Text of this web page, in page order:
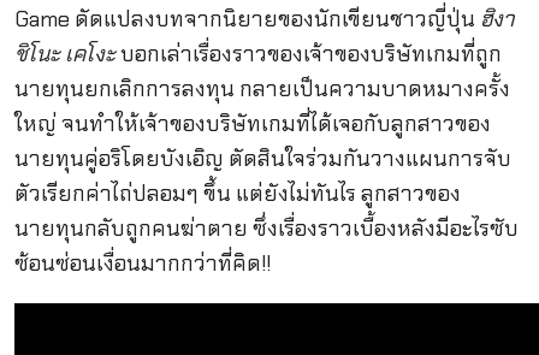
Game ดัดแปลงบทจากนิยายของนักเขียนชาวญี่ปุ่น ฮิงา
ชิโนะ เคโงะบอกเล่าเรื่องราวของเจ้าของบริษัทเกมที่ถูก
นายทุนยกเลิกการลงทุน กลายเป็นความบาดหมางครั้ง
ใหญ่ จนทำให้เจ้าของบริษัทเกมที่ได้เจอกับลูกสาวของ
นายทุนคู่อริโดยบังเอิญ ตัดสินใจร่วมกันวางแผนการจับ
ตัวเรียกค่าไถ่ปลอมๆ ขึ้น แต่ยังไม่ทันไร ลูกสาวของ
นายทุนกลับถูกคนฆ่าตาย ซึ่งเรื่องราวเบื้องหลังมีอะไรซับ
ซ้อนซ่อนเงื่อนมากกว่าที่คิด!!